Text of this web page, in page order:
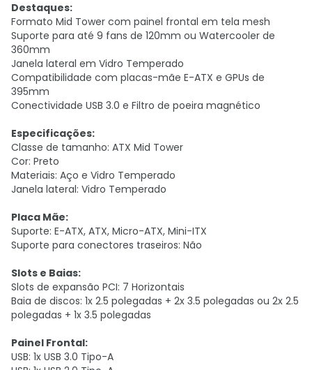
Destaques:
Formato Mid Tower com painel frontal em tela mesh
Suporte para até 9 fans de 120mm ou Watercooler de
360mm
Janela lateral em Vidro Temperado
Compatibilidade com placas-mãe E-ATX e GPUs de
395mm
Conectividade USB 3.0 e Filtro de poeira magnético
Especificações:
Classe de tamanho: ATX Mid Tower
Cor: Preto
Materiais: Aço e Vidro Temperado
Janela lateral: Vidro Temperado
Placa Mãe:
Suporte: E-ATX, ATX, Micro-ATX, Mini-ITX
Suporte para conectores traseiros: Não
Slots e Baias:
Slots de expansão PCI: 7 Horizontais
Baia de discos: 1x 2.5 polegadas + 2x 3.5 polegadas ou 2x 2.5
polegadas + 1x 3.5 polegadas
Painel Frontal:
USB: 1x USB 3.0 Tipo-A